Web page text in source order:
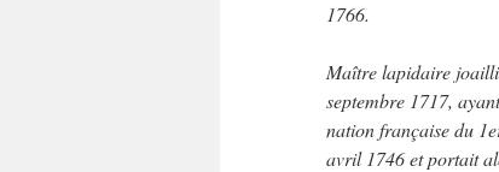
1766.
Maître lapidaire
septembre 1717,
nation française du
avril 1746 et portait